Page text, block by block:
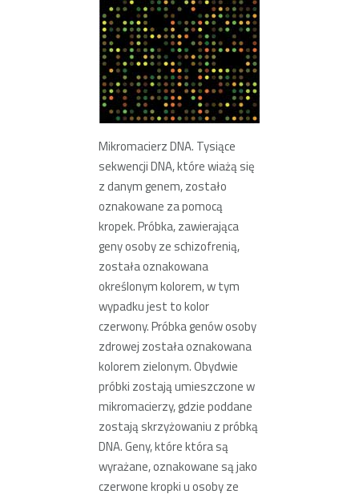
Mikromacierz DNA. Tysiące
sekwencji DNA, które wiażą się
z danym genem, zostało
oznakowane za pomocą
kropek. Próbka, zawierająca
geny osoby ze schizofrenią,
została oznakowana
określonym kolorem, w tym
wypadku jest to kolor
czerwony. Próbka genów osoby
zdrowej została oznakowana
kolorem zielonym. Obydwie
próbki zostają umieszczone w
mikromacierzy, gdzie poddane
zostają skrzyżowaniu z próbką
DNA. Geny, które która są
wyrażane, oznakowane są jako
czerwone kropki u osoby ze